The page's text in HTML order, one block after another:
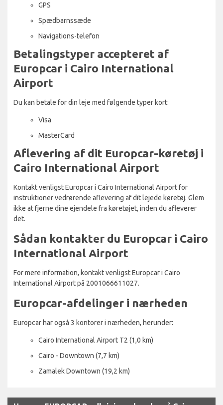
GPS
Spædbarnssæde
Navigations-telefon
Betalingstyper accepteret af
Europcar i Cairo International
Airport
Du kan betale for din leje med følgende typer kort:
Visa
MasterCard
Aflevering af dit Europcar-køretøj i
Cairo International Airport
Kontakt venligst Europcar i Cairo International Airport for
instruktioner vedrørende aflevering af dit lejede køretøj. Glem
ikke at fjerne dine ejendele fra køretøjet, inden du afleverer
det.
Sådan kontakter du Europcar i Cairo
International Airport
For mere information, kontakt venligst Europcar i Cairo
International Airport på 2001066611027.
Europcar-afdelinger i nærheden
Europcar har også 3 kontorer i nærheden, herunder:
Cairo International Airport T2 (1,0 km)
Cairo - Downtown (7,7 km)
Zamalek Downtown (19,2 km)